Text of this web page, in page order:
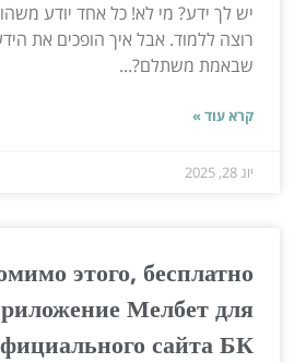
יש לך ידע? מי לא! כל אחד יודע
רוצה ללמוד. אבל איך הופכים את
שבאמת משתלם?...
קרא עוד »
יונ 28, 2025
этого, бесплатно
Мелбет для
сайта БК